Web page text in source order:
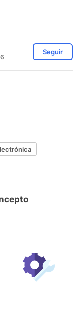
Seguir